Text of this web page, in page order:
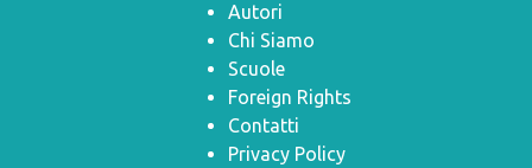
Autori
Chi Siamo
Scuole
Foreign Rights
Contatti
Privacy Policy